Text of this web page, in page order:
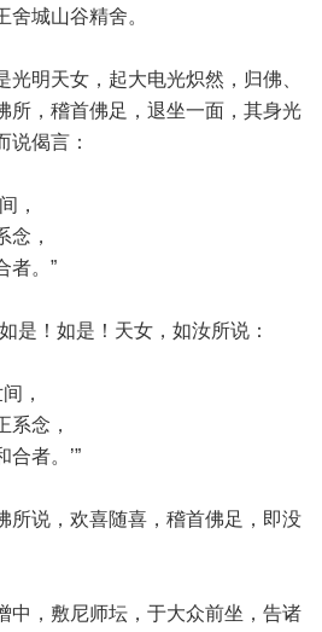
城山谷精舍。
光明天女，起大电光炽然，归佛、
所，稽首佛足，退坐一面，其身光
说偈言：
，
，
者。”
是！如是！天女，如汝所说：
，
念，
者。’”
所说，欢喜随喜，稽首佛足，即没
中，敷尼师坛，于大众前坐，告诸